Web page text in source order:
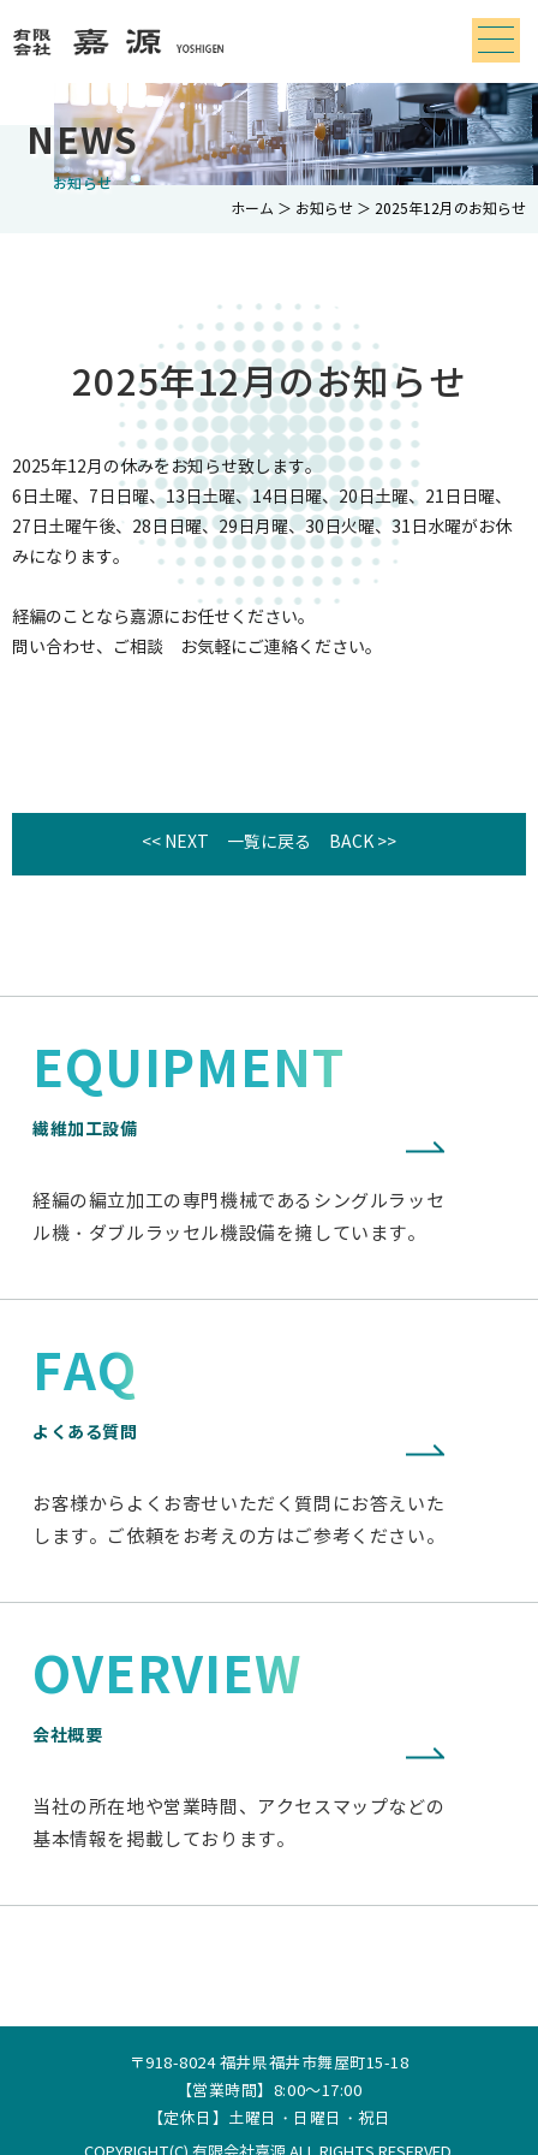
NEWS
お知らせ
ホーム ＞ お知らせ ＞ 2025年12月のお知らせ
2025年12月のお知らせ
2025年12月の休みをお知らせ致します。
6日土曜、7日日曜、13日土曜、14日日曜、20日土曜、21日日曜、
27日土曜午後、28日日曜、29日月曜、30日火曜、31日水曜がお休
みになります。
経編のことなら嘉源にお任せください。
問い合わせ、ご相談 お気軽にご連絡ください。
<< NEXT 一覧に戻る BACK >>
EQUIPMENT
繊維加工設備
経編の編立加工の専門機械であるシングルラッセ
ル機・ダブルラッセル機設備を擁しています。
FAQ
よくある質問
お客様からよくお寄せいただく質問にお答えいた
します。ご依頼をお考えの方はご参考ください。
OVERVIEW
会社概要
当社の所在地や営業時間、アクセスマップなどの
基本情報を掲載しております。
〒918-8024 福井県福井市舞屋町15-18
【営業時間】8:00～17:00
【定休日】土曜日・日曜日・祝日